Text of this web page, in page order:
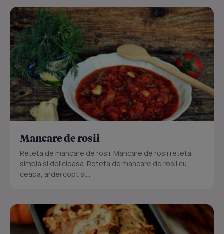
Mancare de rosii
Reteta de mancare de rosii. Mancare de rosii reteta
simpla si delicioasa. Reteta de mancare de rosii cu
ceapa, ardei copt si...